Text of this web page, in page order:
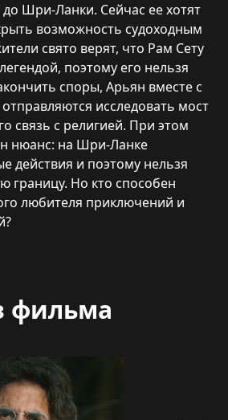
Шри-Ланки. Сейчас ее хотят
возможность судоходным
свято верят, что Рам Сету
поэтому его нельзя
споры, Арьян вместе с
исследовать мост
связь с религией. При этом
нюанс: на Шри-Ланке
действия и поэтому нельзя
границу. Но кто способен
любителя приключений и
фильма